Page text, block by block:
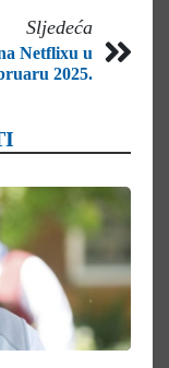
Sljedeća
Netflixu u
2025.